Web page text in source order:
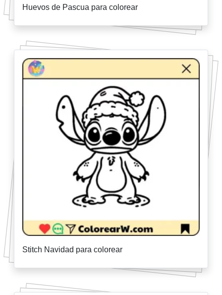
Huevos de Pascua para colorear
Stitch Navidad para colorear